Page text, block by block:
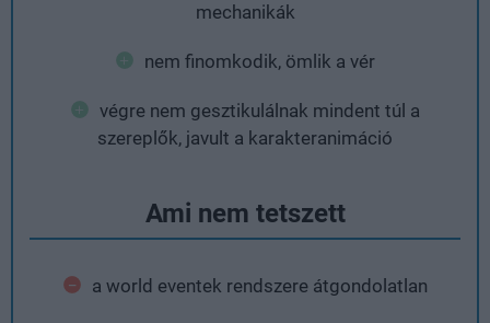
mechanikák
nem finomkodik, ömlik a vér
végre nem gesztikulálnak mindent túl a
szereplők, javult a karakteranimáció
Ami nem tetszett
a world eventek rendszere átgondolatlan